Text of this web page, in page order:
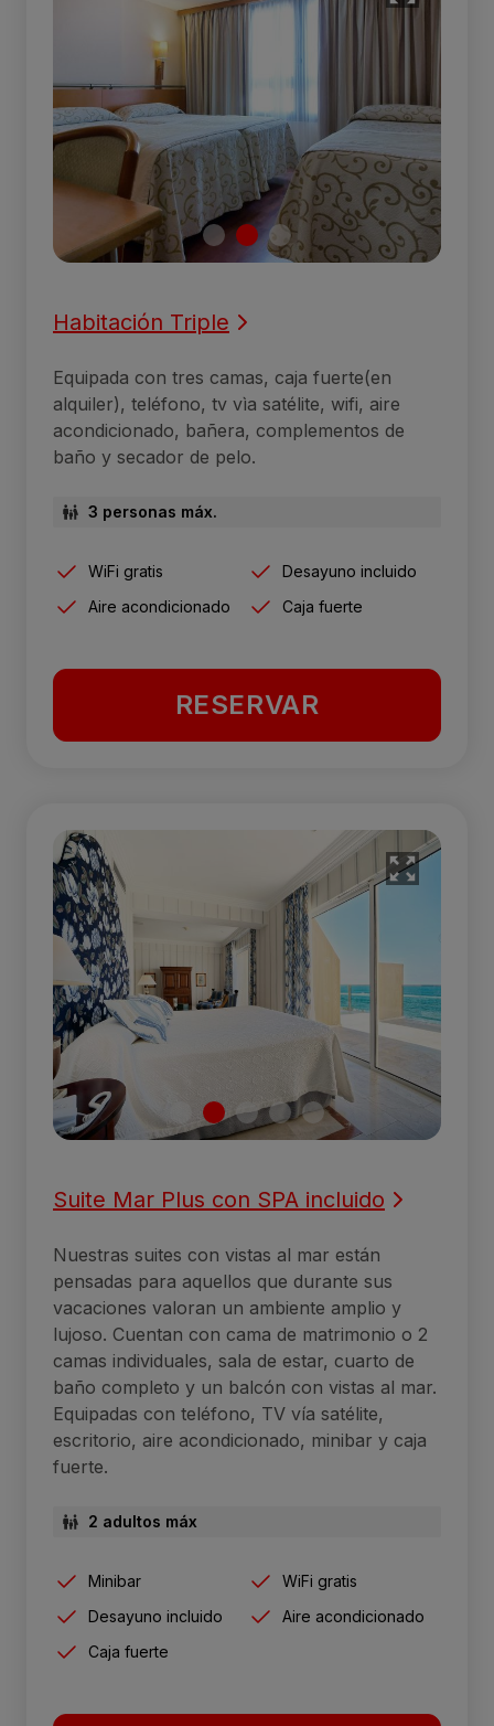
Habitación Triple
Equipada con tres camas, caja fuerte(en
alquiler), teléfono, tv vìa satélite, wifi, aire
acondicionado, bañera, complementos de
baño y secador de pelo.
3 personas máx.
WiFi gratis
Desayuno incluido
Aire acondicionado
Caja fuerte
RESERVAR
Suite Mar Plus con SPA incluido
Nuestras suites con vistas al mar están
pensadas para aquellos que durante sus
vacaciones valoran un ambiente amplio y
lujoso. Cuentan con cama de matrimonio o 2
camas individuales, sala de estar, cuarto de
baño completo y un balcón con vistas al mar.
Equipadas con teléfono, TV vía satélite,
escritorio, aire acondicionado, minibar y caja
fuerte.
2 adultos máx
Minibar
WiFi gratis
Desayuno incluido
Aire acondicionado
Caja fuerte